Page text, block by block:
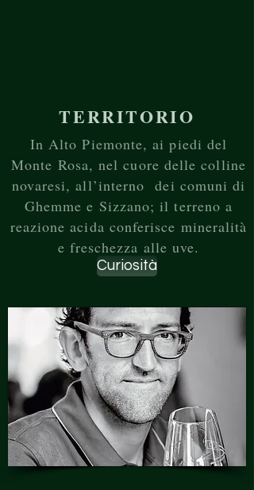
TERRITORIO
In Alto Piemonte, ai piedi del
Monte Rosa, nel cuore delle colline
novaresi, all’interno dei comuni di
Ghemme e Sizzano; il terreno a
reazione acida conferisce mineralità
e freschezza alle uve.
Curiosità